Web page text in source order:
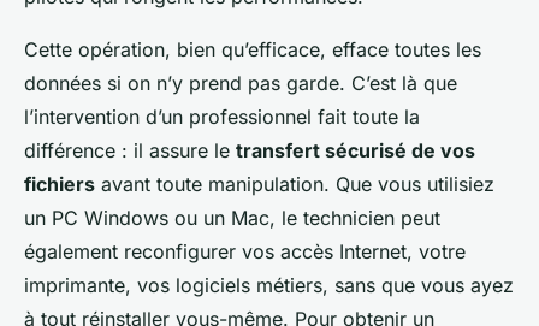
Cette opération, bien qu’efficace, efface toutes les
données si on n’y prend pas garde. C’est là que
l’intervention d’un professionnel fait toute la
différence : il assure le transfert sécurisé de vos
fichiers avant toute manipulation. Que vous utilisiez
un PC Windows ou un Mac, le technicien peut
également reconfigurer vos accès Internet, votre
imprimante, vos logiciels métiers, sans que vous ayez
à tout réinstaller vous-même. Pour obtenir un